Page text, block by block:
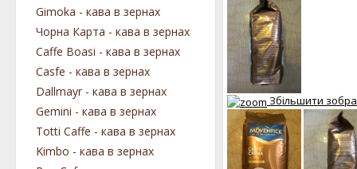
Збільшити
Gimoka - кава в зернах
Чорна Карта - кава в зернах
Caffe Boasi - кава в зернах
Casfe - кава в зернах
Dallmayr - кава в зернах
Gemini - кава в зернах
Totti Caffe - кава в зернах
Kimbo - кава в зернах